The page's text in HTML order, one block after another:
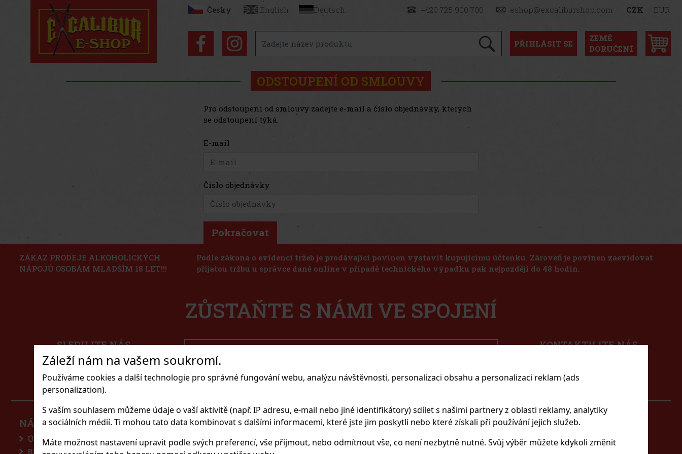
Záleží nám na vašem soukromí.
Používáme cookies a další technologie pro správné fungování webu, analýzu návštěvnosti, personalizaci obsahu a personalizaci reklam (ads
personalization).
S vaším souhlasem můžeme údaje o vaší aktivitě (např. IP adresu, e-mail nebo jiné identifikátory) sdílet s našimi partnery z oblasti reklamy, analytiky
a sociálních médií. Ti mohou tato data kombinovat s dalšími informacemi, které jste jim poskytli nebo které získali při používání jejich služeb.
Máte možnost nastavení upravit podle svých preferencí, vše přijmout, nebo odmítnout vše, co není nezbytně nutné. Svůj výběr můžete kdykoli změnit
Česky English Deutsch +420 725 900 700 eshop@excaliburshop.com CZK EUR
PŘIHLÁSIT SE
ZEMĚ
DORUČENÍ
ODSTOUPENÍ OD SMLOUVY
Pro odstoupení od smlouvy zadejte e-mail a číslo objednávky, kterých
se odstoupení týká.
E-mail
Číslo objednávky
Pokračovat
ZÁKAZ PRODEJE ALKOHOLICKÝCH
NÁPOJŮ OSOBÁM MLADŠÍM 18 LET!!!
Podle zákona o evidenci tržeb je prodávající povinen vystavit kupujícímu účtenku. Zároveň je povinen zaevidovat
přijatou tržbu u správce daně online v případě technického výpadku pak nejpozději do 48 hodin.
ZŮSTAŇTE S NÁMI VE SPOJENÍ
SLEDUJTE NÁS
Souhlasím se zpracováním osobních údajů
KONTAKTUJTE NÁS
NÁŠ E-SHOP
Úvodní stránka
Blog
PRODUKTY
Parfumerie
Lihoviny
NAKUPOVÁNÍ A ZÁBAVA
Kamenná prodejna
Můj účet
Přihlášení